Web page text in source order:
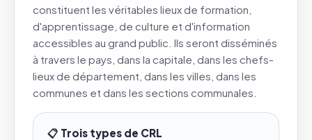
constituent les véritables lieux de formation,
d'apprentissage, de culture et d'information
accessibles au grand public. Ils seront disséminés
à travers le pays, dans la capitale, dans les chefs-
lieux de département, dans les villes, dans les
communes et dans les sections communales.
📋 Trois types de CRL